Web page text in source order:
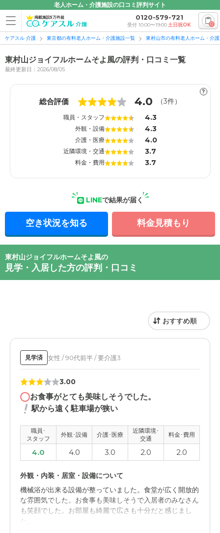
老人ホーム・介護施設の口コミ評判サイト
掲載施設5万件超 0120-579-721
受付 10:00〜19:00土日祝OK 0
ケアスル 介護 東京都の有料老人ホーム・介護施設一覧 東村山市の有料老人ホーム・介
東村山ジョイフルホームそよ風の評判・口コミ一覧
最終更新日：2026/08/05
?
総合評価 4.0 （3件）
職員・スタッフ 4.3
外観・設備 4.3
介護・医療 4.0
近隣環境・交通 3.7
料金・費用 3.7
LINEで結果が届く
空き状況を知る 料金見積もり
東村山ジョイフルホームそよ風の
見学・入居した方の評判・口コミ
見学済 女性 / 90代前半 / 要介護3
3.00
お食事がとても美味しそうでした。
駅から遠く駐車場が狭い
職員･
スタッフ
外観･設備 介護･医療
近隣環境･
交通
料金･費用
4.0 4.0 3.0 2.0 2.0
外観・内装・居室・設備について
機械浴が出来る設備が整っていました。食堂が広く開放的
な雰囲気でした。お食事も美味しそうで入居者のみなさん
も笑顔でした。お部屋も綺麗で広さも十分だと感じまし
た。